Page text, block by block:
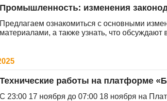
Промышленность: изменения
Предлагаем ознакомиться с основными
материалами, а также узнать, что
Технические работы на платформе
С 23:00 17 ноября до 07:00 18 ноября на